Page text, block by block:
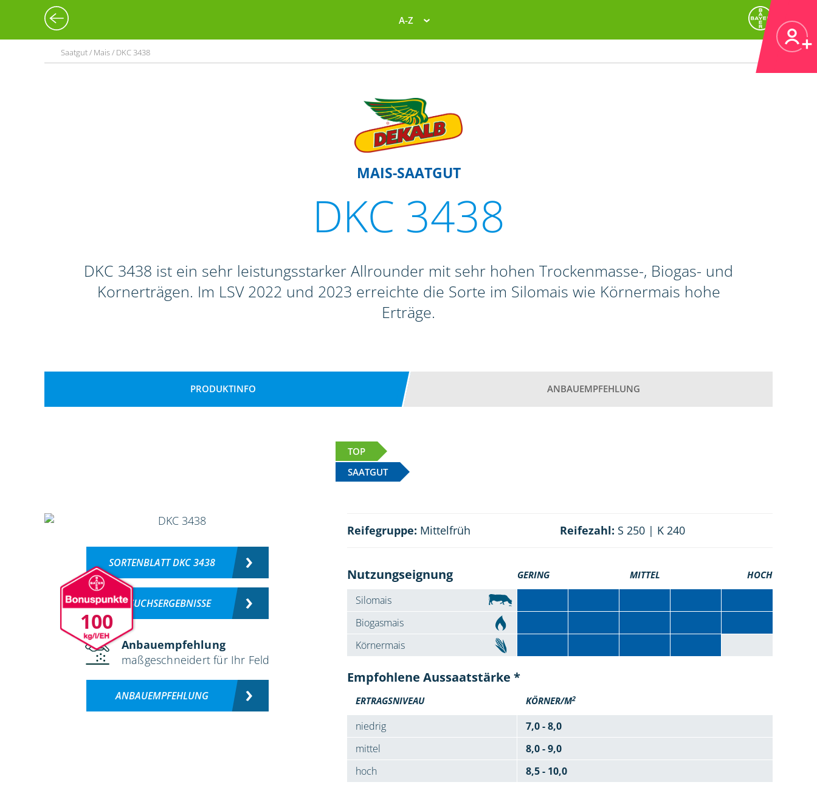
A-Z
Saatgut / Mais / DKC 3438
MAIS-SAATGUT
DKC 3438
DKC 3438 ist ein sehr leistungsstarker Allrounder mit sehr hohen Trockenmasse-, Biogas- und
Kornerträgen. Im LSV 2022 und 2023 erreichte die Sorte im Silomais wie Körnermais hohe
Erträge.
PRODUKTINFO ANBAUEMPFEHLUNG
TOP
SAATGUT
100
SORTENBLATT DKC 3438
VERSUCHSERGEBNISSE
Anbauempfehlung
maßgeschneidert für Ihr Feld
ANBAUEMPFEHLUNG
Reifegruppe: Mittelfrüh Reifezahl: S 250 | K 240
Nutzungseignung GERING MITTEL HOCH
Silomais
Biogasmais
Körnermais
Empfohlene Aussaatstärke *
ERTRAGSNIVEAU KÖRNER/M2
niedrig
7,0 - 8,0
mittel
8,0 - 9,0
hoch
8,5 - 10,0